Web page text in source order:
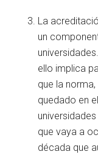
La
un
ello implica
que la
quedado en
que vaya a
década que